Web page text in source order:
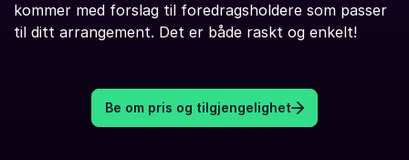
kommer med forslag til foredragsholdere som passer
til ditt arrangement. Det er både raskt og enkelt!
Be om pris og tilgjengelighet